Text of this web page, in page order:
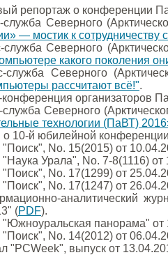
репортаж о конференции
служба Северного
— мостик к
служба Северного
какого поколения
служба Северного
рассчитают всё!".
конференция организаторов
служба Северного
технологии (ПаВТ)
10-й юбилейной
"Поиск", No. 15(2015) от
"Наука Урала", No. 7-8(1116) от
"Поиск", No. 17(1299) от
"Поиск", No. 17(1247) от
аналитический
(PDF).
"Южноуральская панорама"
"Поиск", No. 14(2012) от
"PCWeek", выпуск от